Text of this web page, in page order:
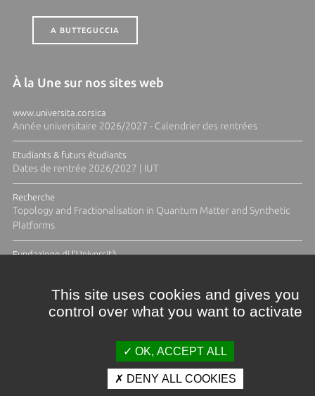
A BUTTEGUCCIA
À la Une sur nos sites web
www.universita.corsica
Année universitaire 2026/2027 - Calendrier des rentrées
Etudiants & futurs étudiants
Dates de rentrée 2026/2027 | IUT
Recherche
Topology and Fractionalisation in Quantum Matter and Synthetic
Platforms
Fundazione di l'Università
This site uses cookies and gives you
control over what you want to activate
OK, ACCEPT ALL
DENY ALL COOKIES